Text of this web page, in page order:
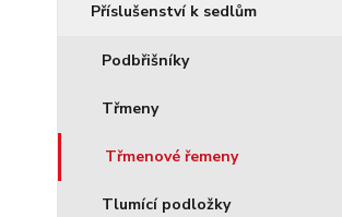
Příslušenství k sedlům
Podbřišníky
Třmeny
Třmenové řemeny
Tlumící podložky